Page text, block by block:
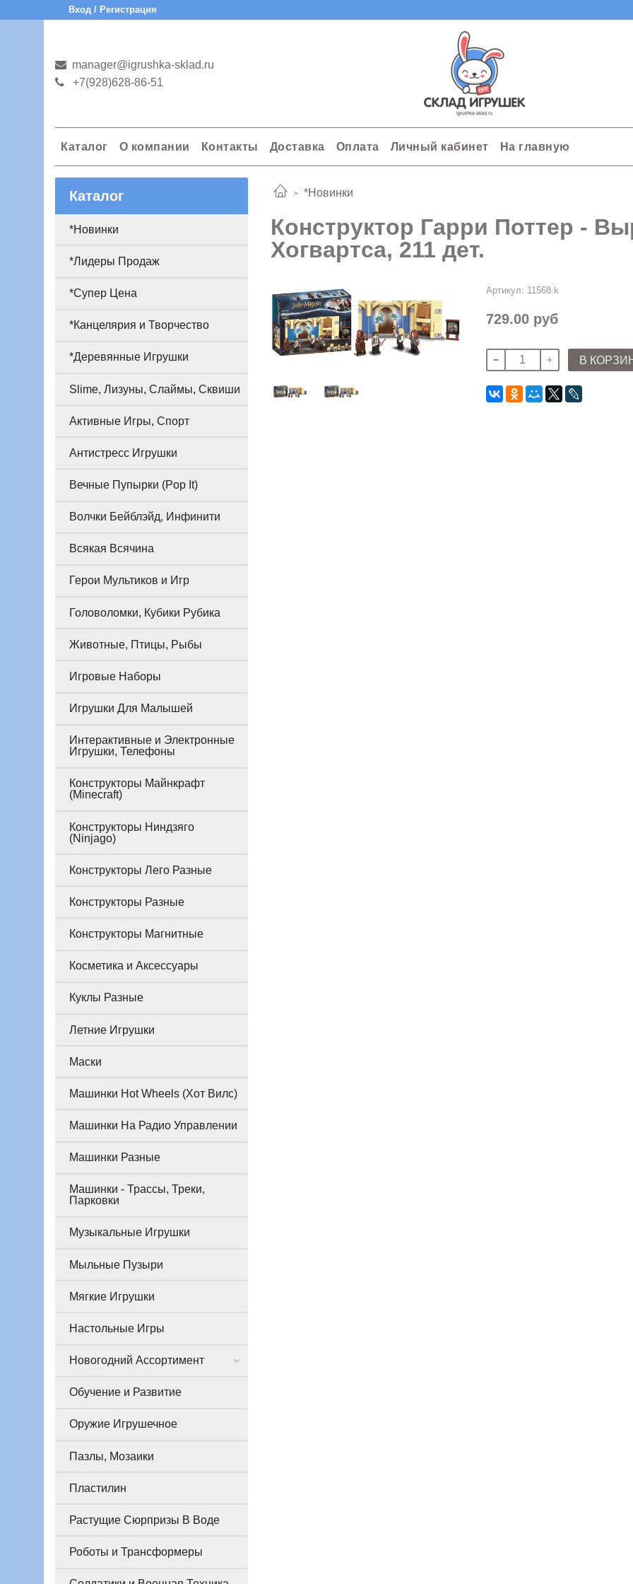
Вход / Регистрация
manager@igrushka-sklad.ru
+7(928)628-86-51
Каталог О компании Контакты Доставка Оплата Личный кабинет На главную
*Новинки
Конструктор Гарри Поттер -
Хогвартса, 211 дет.
Артикул: 11568.k
729.00 руб
В
Каталог
*Новинки
*Лидеры Продаж
*Супер Цена
*Канцелярия и Творчество
*Деревянные Игрушки
Slime, Лизуны, Слаймы, Сквиши
Активные Игры, Спорт
Антистресс Игрушки
Вечные Пупырки (Pop It)
Волчки Бейблэйд, Инфинити
Всякая Всячина
Герои Мультиков и Игр
Головоломки, Кубики Рубика
Животные, Птицы, Рыбы
Игровые Наборы
Игрушки Для Малышей
Интерактивные и Электронные
Игрушки, Телефоны
Конструкторы Майнкрафт
(Minecraft)
Конструкторы Ниндзяго
(Ninjago)
Конструкторы Лего Разные
Конструкторы Разные
Конструкторы Магнитные
Косметика и Аксессуары
Куклы Разные
Летние Игрушки
Маски
Машинки Hot Wheels (Хот Вилс)
Машинки На Радио Управлении
Машинки Разные
Машинки - Трассы, Треки,
Парковки
Музыкальные Игрушки
Мыльные Пузыри
Мягкие Игрушки
Настольные Игры
Новогодний Ассортимент
Обучение и Развитие
Оружие Игрушечное
Пазлы, Мозаики
Пластилин
Растущие Сюрпризы В Воде
Роботы и Трансформеры